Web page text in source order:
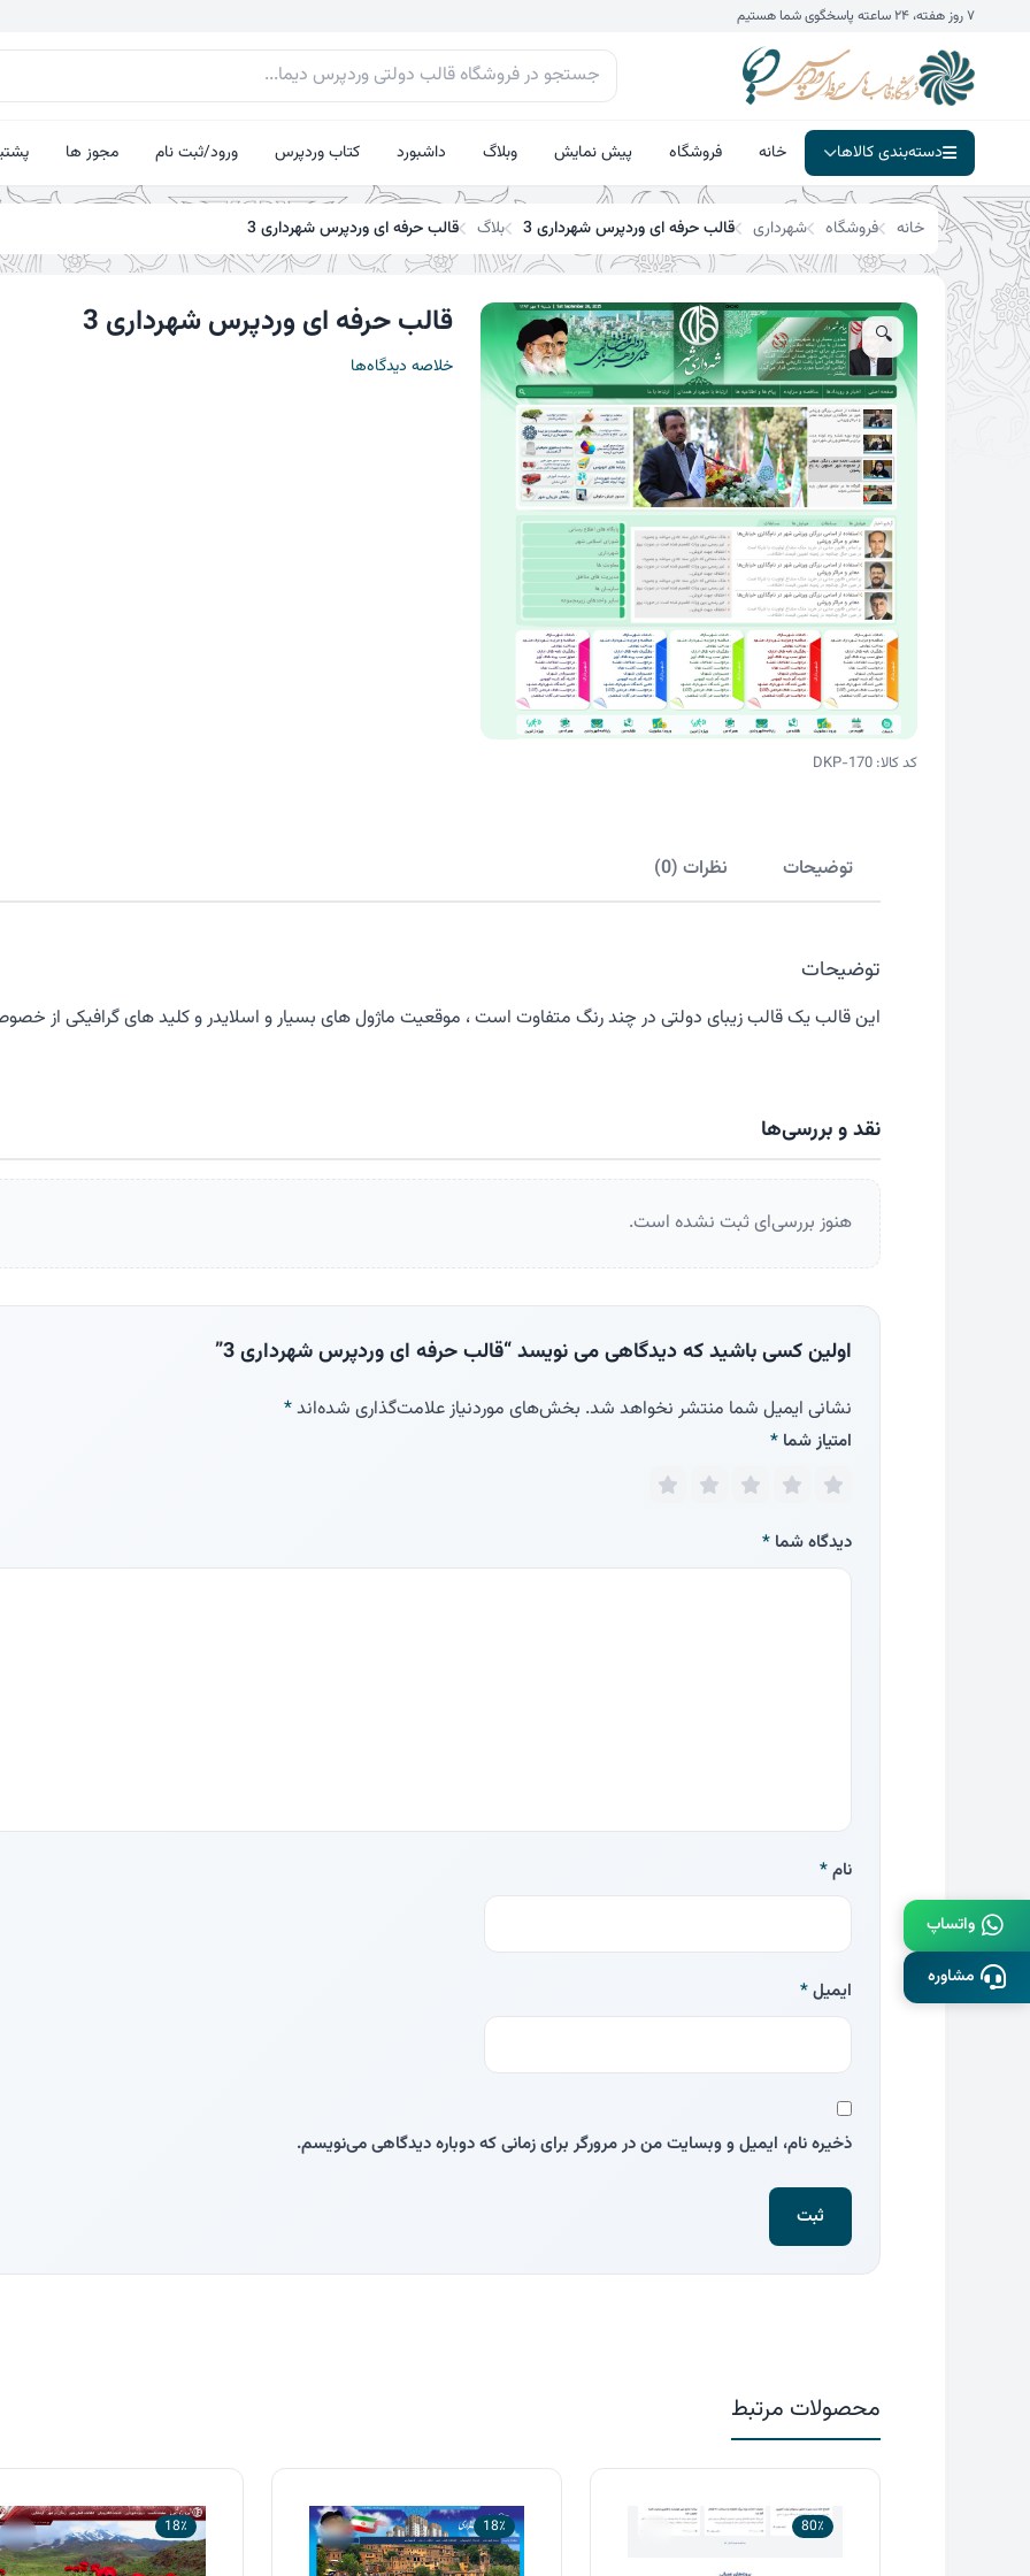
۷ روز هفته، ۲۴ ساعته پاسخگوی شما هستیم
دسته‌بندی کالاها خانه فروشگاه پیش نمایش وبلاگ داشبورد کتاب وردپرس ورود/ثبت نام مجوز ها
خانه فروشگاه شهرداری قالب حرفه ای وردپرس شهرداری 3 بلاگ قالب حرفه ای وردپرس شهرداری 3
🔍
کد کالا: DKP-170
قالب حرفه ای وردپرس شهرداری 3
خلاصه دیدگاه‌ها
توضیحات نظرات (0)
توضیحات
این قالب یک قالب زیبای دولتی در چند رنگ متفاوت است ، موقعیت ماژول های بسیار و اسلایدر و کلید های گرافیکی از
نقد و بررسی‌ها
هنوز بررسی‌ای ثبت نشده است.
اولین کسی باشید که دیدگاهی می نویسد “قالب حرفه ای وردپرس شهرداری 3”
نشانی ایمیل شما منتشر نخواهد شد. بخش‌های موردنیاز علامت‌گذاری شده‌اند*
امتیاز شما *
دیدگاه شما *
نام*
ایمیل*
ذخیره نام، ایمیل و وبسایت من در مرورگر برای زمانی که دوباره دیدگاهی می‌نویسم.
محصولات مرتبط
80٪ 18٪ 18٪
واتساپ
مشاوره